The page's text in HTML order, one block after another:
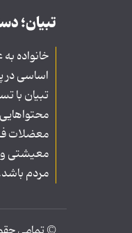
تبیان؛
خانواده
اساسی در
تبیان با
معضلات
معیشتی
مردم